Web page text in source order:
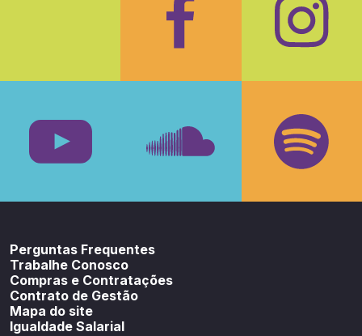
Facebook
Perguntas Frequentes
Trabalhe Conosco
Compras e Contratações
Contrato de Gestão
Mapa do site
Igualdade Salarial